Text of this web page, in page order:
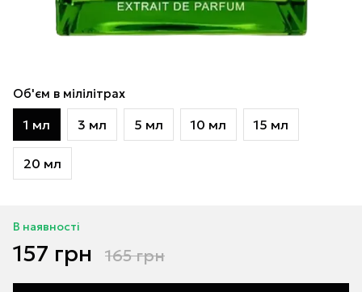
Об'єм в мілілітрах
1 мл 3 мл 5 мл 10 мл 15 мл
20 мл
В наявності
157 грн 165 грн